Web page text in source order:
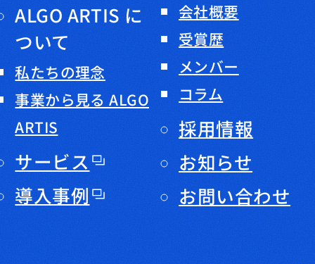
ALGO ARTIS に
ついて
私たちの理念
事業から見る ALGO
ARTIS
サービス
導入事例
会社概要
受賞歴
メンバー
コラム
採用情報
お知らせ
お問い合わせ